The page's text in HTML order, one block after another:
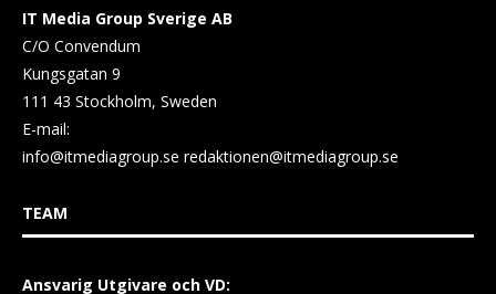
IT Media Group Sverige AB
C/O Convendum
Kungsgatan 9
111 43 Stockholm, Sweden
E-mail:
info@itmediagroup.se redaktionen@itmediagroup.se
TEAM
Ansvarig Utgivare och VD: